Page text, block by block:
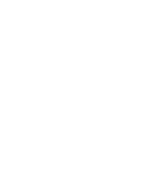
x Villarreal: onde
prováveis escalações do
Champions League